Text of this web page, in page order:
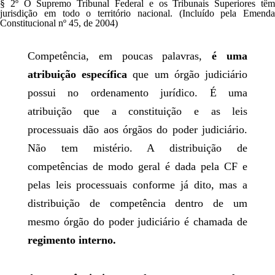
§ 2º O Supremo Tribunal Federal e os Tribunais Superiores têm
jurisdição em todo o território nacional. (Incluído pela Emenda
Constitucional nº 45, de 2004)
Competência, em poucas palavras,é uma
atribuição específica que um órgão judiciário
possui no ordenamento jurídico. É uma
atribuição que a constituição e as leis
processuais dão aos órgãos do poder judiciário.
Não tem mistério. A distribuição de
competências de modo geral é dada pela CF e
pelas leis processuais conforme já dito, mas a
distribuição de competência dentro de um
mesmo órgão do poder judiciário é chamada de
regimento interno.